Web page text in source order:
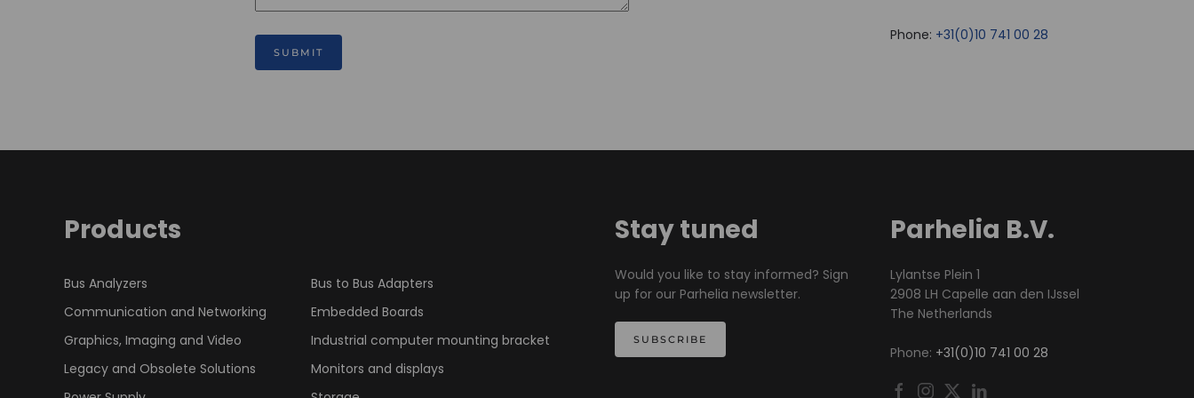
SUBMIT
Phone: +31(0)10 741 00 28
Products
Bus Analyzers
Bus to Bus Adapters
Communication and Networking
Embedded Boards
Graphics, Imaging and Video
Industrial computer mounting bracket
Legacy and Obsolete Solutions
Monitors and displays
Stay tuned
Would you like to stay informed? Sign
up for our Parhelia newsletter.
SUBSCRIBE
Parhelia B.V.
Lylantse Plein 1
2908 LH Capelle aan den IJssel
The Netherlands
Phone: +31(0)10 741 00 28